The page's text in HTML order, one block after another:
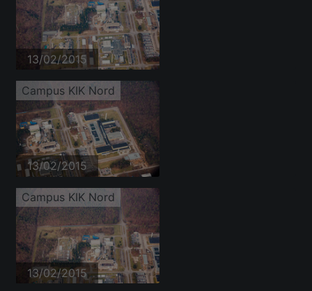
13/02/2015
Campus KIK Nord
13/02/2015
Campus KIK Nord
13/02/2015